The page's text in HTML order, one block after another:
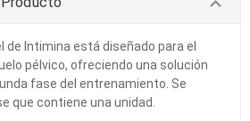
de Intimina está diseñado para el
pélvico, ofreciendo una solución
fase del entrenamiento. Se
que contiene una unidad.